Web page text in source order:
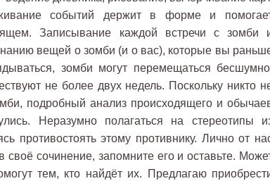
событий держит в форме и
Записывание каждой встречи с зомби
вещей о зомби (и о вас), которые вы
зомби могут перемещаться
не более двух недель. Поскольку никто
подробный анализ происходящего и
Неразумно полагаться на стереотипы
противостоять этому противнику. Лично от
сочинение, запомните его и оставьте.
тем, кто найдёт их. Предлагаю